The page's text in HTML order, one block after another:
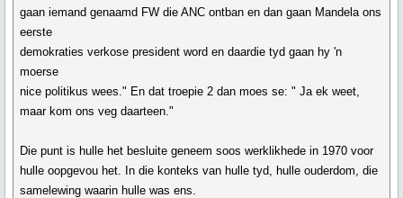
gaan iemand genaamd FW die ANC ontban en dan gaan Mandela ons
eerste
demokraties verkose president word en daardie tyd gaan hy 'n
moerse
nice politikus wees." En dat troepie 2 dan moes se: " Ja ek weet,
maar kom ons veg daarteen."
Die punt is hulle het besluite geneem soos werklikhede in 1970 voor
hulle oopgevou het. In die konteks van hulle tyd, hulle ouderdom, die
samelewing waarin hulle was ens.